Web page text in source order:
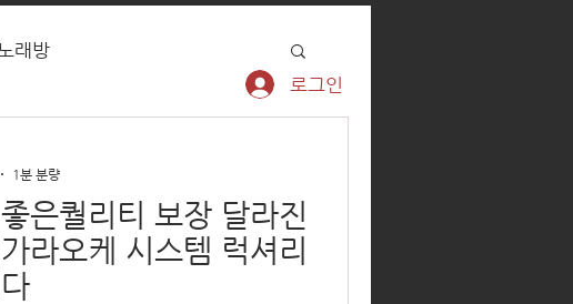
로그인
래방
은퀄리티 보장 달라진
라오케 시스템 럭셔리
1분 분량